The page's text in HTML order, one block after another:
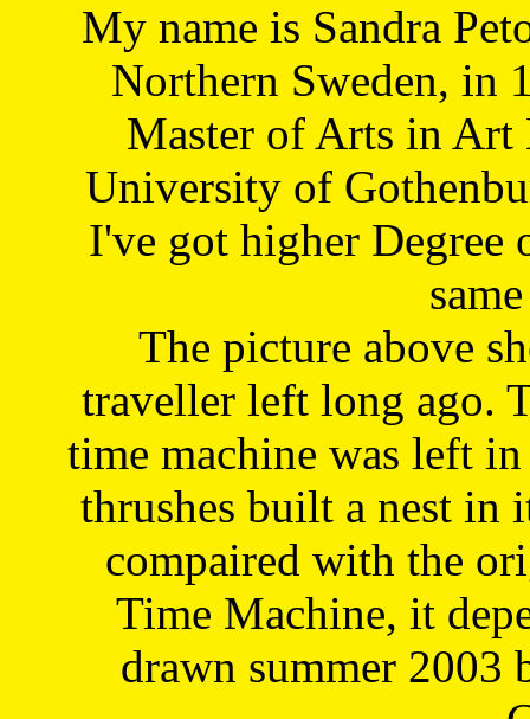
My name is Sandra
Northern Sweden, in
Master of Arts in Art
University of
I've got higher Degree
The picture above
traveller left long ago.
time machine was left
thrushes built a nest in
compaired with the
Time Machine, it
drawn summer 2003